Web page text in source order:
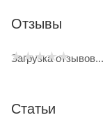
Отзывы
Загрузка отзывов...
Статьи